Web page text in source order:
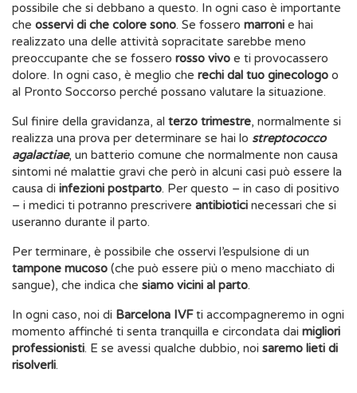
possibile che si debbano a questo. In ogni caso è importante
che osservi di che colore sono. Se fossero marroni e hai
realizzato una delle attività sopracitate sarebbe meno
preoccupante che se fossero rosso vivo e ti provocassero
dolore. In ogni caso, è meglio che rechi dal tuo ginecologo o
al Pronto Soccorso perché possano valutare la situazione.
Sul finire della gravidanza, al terzo trimestre, normalmente si
realizza una prova per determinare se hai lo streptococco
agalactiae, un batterio comune che normalmente non causa
sintomi né malattie gravi che però in alcuni casi può essere la
causa di infezioni postparto. Per questo – in caso di positivo
– i medici ti potranno prescrivere antibiotici necessari che si
useranno durante il parto.
Per terminare, è possibile che osservi l’espulsione di un
tampone mucoso (che può essere più o meno macchiato di
sangue), che indica che siamo vicini al parto.
In ogni caso, noi di Barcelona IVFti accompagneremo in ogni
momento affinché ti senta tranquilla e circondata dai migliori
professionisti. E se avessi qualche dubbio, noi saremo lieti di
risolverli.